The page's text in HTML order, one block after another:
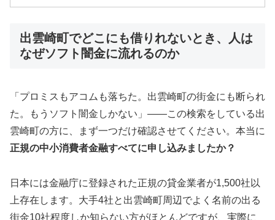
出雲崎町でどこにも借りれないとき、人は
なぜソフト闇金に流れるのか
「プロミスもアコムも落ちた。出雲崎町の街金にも断られ
た。もうソフト闇金しかない」——この検索をしている出
雲崎町の方に、まず一つだけ確認させてください。本当に
正規の中小消費者金融すべてに申し込みましたか？
日本には金融庁に登録された正規の貸金業者が1,500社以
上存在します。大手4社と出雲崎町周辺でよく名前の出る
街金10社程度しか知らない方がほとんどですが、実際に